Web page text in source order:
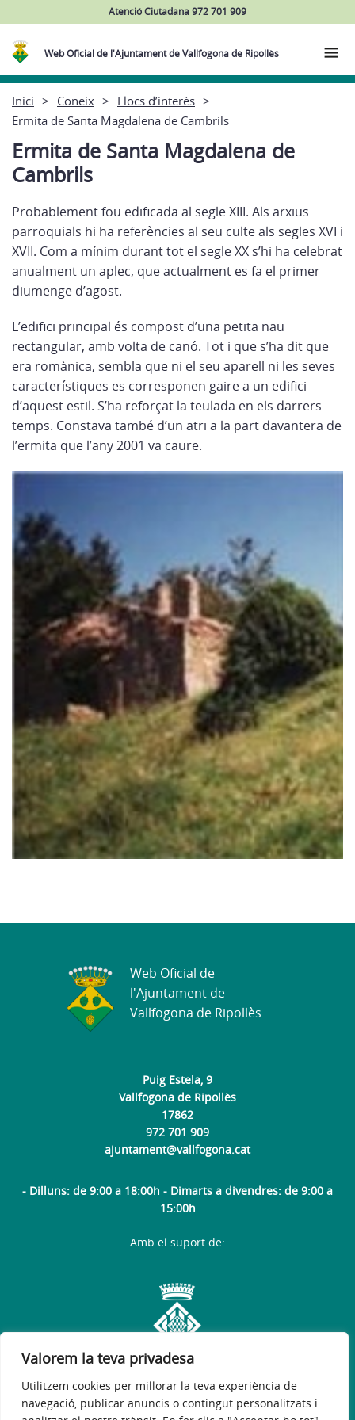
Valorem la teva privadesa
Utilitzem cookies per millorar la teva experiència de
navegació, publicar anuncis o contingut personalitzats i
Atenció Ciutadana 972 701 909
Web Oficial de l'Ajuntament de Vallfogona de Ripollès
Inici Coneix
Llocs d’interès
Ermita de Santa Magdalena de Cambrils
Ermita de Santa Magdalena de
Cambrils
Probablement fou edificada al segle XIII. Als arxius
parroquials hi ha referències al seu culte als segles XVI i
XVII. Com a mínim durant tot el segle XX s’hi ha celebrat
anualment un aplec, que actualment es fa el primer
diumenge d’agost.
L’edifici principal és compost d’una petita nau
rectangular, amb volta de canó. Tot i que s’ha dit que
era romànica, sembla que ni el seu aparell ni les seves
característiques es corresponen gaire a un edifici
d’aquest estil. S’ha reforçat la teulada en els darrers
temps. Constava també d’un atri a la part davantera de
l’ermita que l’any 2001 va caure.
Puig Estela, 9
Vallfogona de Ripollès
17862
972 701 909
ajuntament@vallfogona.cat
- Dilluns: de 9:00 a 18:00h - Dimarts a divendres: de 9:00 a
15:00h
Web Oficial de
l'Ajuntament de
Vallfogona de Ripollès
Amb el suport de: